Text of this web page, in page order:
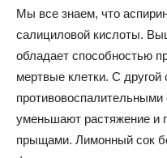
Мы все знаем, что
салициловой кислоты.
обладает способностью
мертвые клетки. С другой
уменьшают растяжение и
прыщами. Лимонный сок